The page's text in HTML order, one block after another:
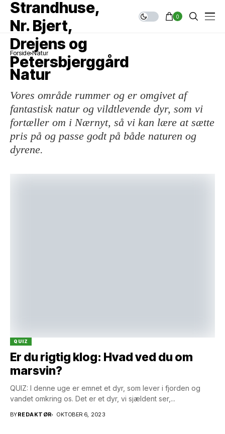
0
Forside Natur
Natur
Vores område rummer og er omgivet af
fantastisk natur og vildtlevende dyr, som vi
fortæller om i Nærnyt, så vi kan lære at sætte
pris på og passe godt på både naturen og
dyrene.
QUIZ
Er du rigtig klog: Hvad ved du om
marsvin?
QUIZ: I denne uge er emnet et dyr, som lever i fjorden og
vandet omkring os. Det er et dyr, vi sjældent ser,...
BYREDAKTØR OKTOBER 6, 2023